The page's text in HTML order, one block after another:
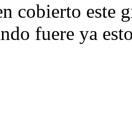
cobierto este
fuere ya